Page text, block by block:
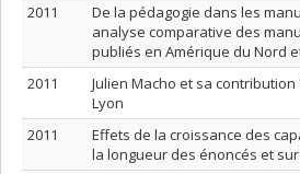
2011
De la pédagogie dans les
analyse comparative des
publiés en Amérique du Nord
2011
Julien Macho et sa
Lyon
2011
Effets de la croissance des
la longueur des énoncés et